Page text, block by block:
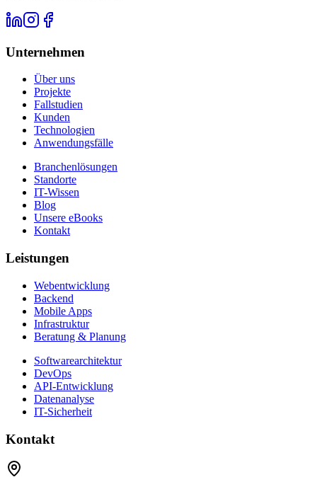
Unternehmen
Über uns
Projekte
Fallstudien
Kunden
Technologien
Anwendungsfälle
Branchenlösungen
Standorte
IT-Wissen
Blog
Unsere eBooks
Kontakt
Leistungen
Webentwicklung
Backend
Mobile Apps
Infrastruktur
Beratung & Planung
Softwarearchitektur
DevOps
API-Entwicklung
Datenanalyse
IT-Sicherheit
Kontakt